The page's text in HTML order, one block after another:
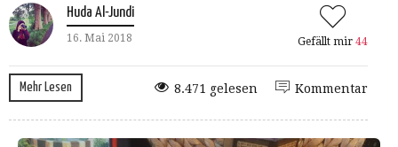
Huda Al-Jundi
16. Mai 2018 Gefällt mir 44
Mehr Lesen Kommentar
8.471 gelesen